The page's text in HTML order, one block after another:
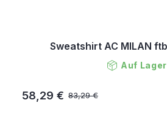
Sweatshirt AC MILAN
Auf Lager
83,29 €
58,29 €